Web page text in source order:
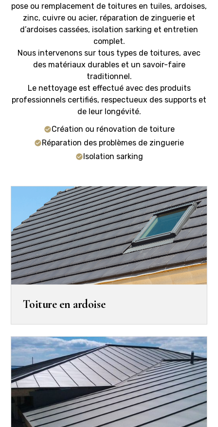
pose ou remplacement de toitures en tuiles, ardoises,
zinc, cuivre ou acier, réparation de zinguerie et
d’ardoises cassées, isolation sarking et entretien
complet.
Nous intervenons sur tous types de toitures, avec
des matériaux durables et un savoir-faire
traditionnel.
Le nettoyage est effectué avec des produits
professionnels certifiés, respectueux des supports et
de leur longévité.
Création ou rénovation de toiture
Réparation des problèmes de zinguerie
Isolation sarking
Toiture en ardoise